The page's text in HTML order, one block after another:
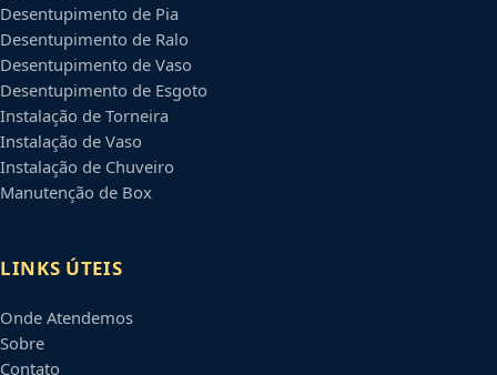
Desentupimento de Pia
Desentupimento de Ralo
Desentupimento de Vaso
Desentupimento de Esgoto
Instalação de Torneira
Instalação de Vaso
Instalação de Chuveiro
Manutenção de Box
LINKS ÚTEIS
Onde Atendemos
Sobre
Contato